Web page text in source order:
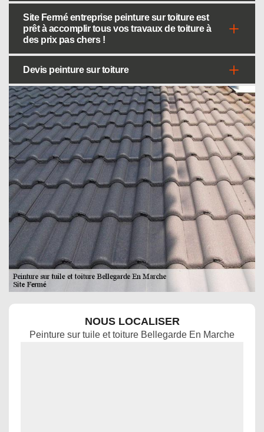
Site Fermé entreprise peinture sur toiture est
prêt à accomplir tous vos travaux de toiture à
des prix pas chers !
Devis peinture sur toiture
NOUS LOCALISER
Peinture sur tuile et toiture Bellegarde En Marche